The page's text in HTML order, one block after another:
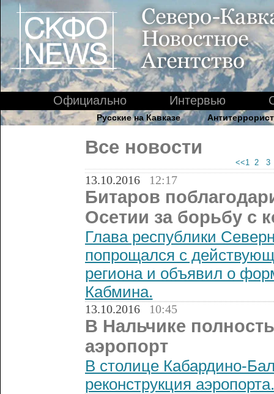
Официально Интервью
Русские на Кавказе
Все новости
<<1 2
13.10.2016 12:17
Битаров
Осетии за борьбу с
Глава республики
попрощался с
региона и объявил о
Кабмина.
13.10.2016 10:45
В Нальчике
аэропорт
В столице Кабардино-
реконструкция аэропорта.